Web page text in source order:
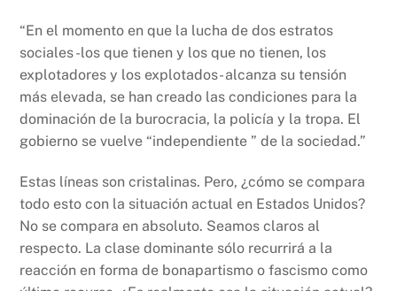
“En el momento en que la lucha de dos estratos
sociales -los que tienen y los que no tienen, los
explotadores y los explotados- alcanza su tensión
más elevada, se han creado las condiciones para la
dominación de la burocracia, la policía y la tropa. El
gobierno se vuelve “independiente ” de la sociedad.”
Estas líneas son cristalinas. Pero, ¿cómo se compara
todo esto con la situación actual en Estados Unidos?
No se compara en absoluto. Seamos claros al
respecto. La clase dominante sólo recurrirá a la
reacción en forma de bonapartismo o fascismo como